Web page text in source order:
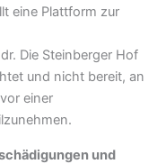
eine Plattform zur
Die Steinberger Hof
und nicht bereit, an
einer
und